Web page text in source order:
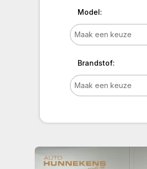
Model:
Brandstof: